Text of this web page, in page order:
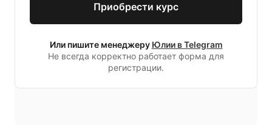
Приобрести курс
Или пишите менеджеру Юлии в Telegram
Не всегда корректно работает форма для
регистрации.